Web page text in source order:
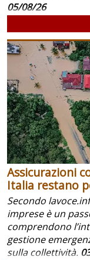
05/08/26
Assicurazioni
Italia restano
Secondo
imprese è un
comprendono
gestione
sulla collettività.